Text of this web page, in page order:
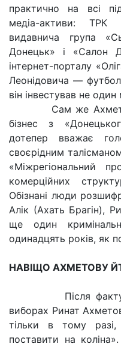
практично на всі
медіа-активи: ТРК
видавнича група
Донецьк» і «Салон
інтернет-порталу
Леонідовича —
він інвестував не один
Сам же Ахметов
бізнес з
дотепер вважає
своєрідним
«Міжрегіональний
комерційних
Обізнані люди
Алік (Ахать Брагін),
ще один
одинадцять років, як
НАВІЩО АХМЕТОВУ
Після факту
виборах Ринат
тільки в тому
поставити на